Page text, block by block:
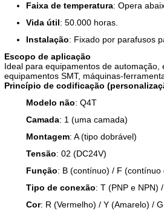
Faixa de temperatura: Opera
Vida útil: 50.000 horas.
Instalação: Fixado por parafusos
Escopo de aplicação
Ideal para equipamentos de
equipamentos SMT, máquinas-
Princípio de codificação
Modelo não: Q4T
Camada: 1 (uma camada)
Montagem: A (tipo dobrável)
Tensão: 02 (DC24V)
Função: B (contínuo) / F (contínuo
Tipo de conexão: T (PNP e NPN)
Cor: R (Vermelho) / Y (Amarelo) /